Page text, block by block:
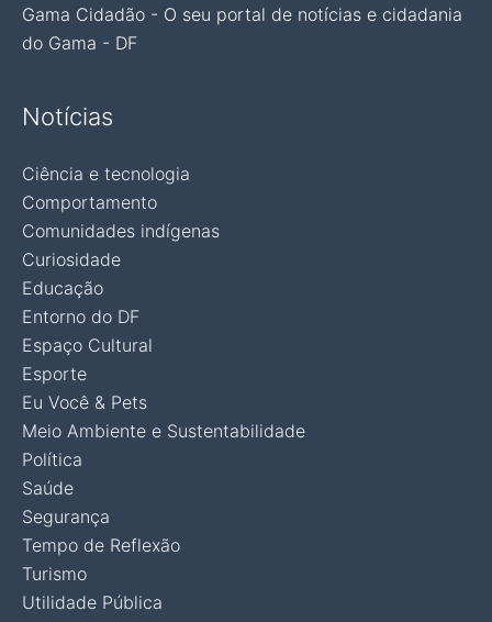
Gama Cidadão - O seu portal de notícias e cidadania
do Gama - DF
Notícias
Ciência e tecnologia
Comportamento
Comunidades indígenas
Curiosidade
Educação
Entorno do DF
Espaço Cultural
Esporte
Eu Você & Pets
Meio Ambiente e Sustentabilidade
Política
Saúde
Segurança
Tempo de Reflexão
Turismo
Utilidade Pública